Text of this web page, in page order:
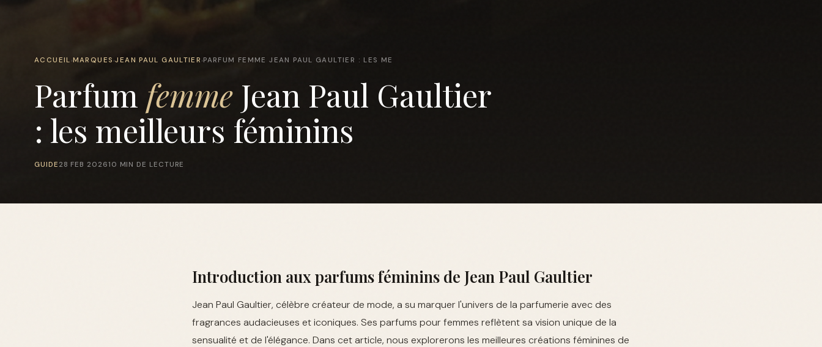
ACCUEIL ›MARQUES ›JEAN PAUL GAULTIER ›PARFUM FEMME JEAN PAUL GAULTIER : LES ME
Parfum femme Jean Paul Gaultier
: les meilleurs féminins
GUIDE 28 FEB 202610 MIN DE LECTURE
Introduction aux parfums féminins de Jean Paul Gaultier
Jean Paul Gaultier, célèbre créateur de mode, a su marquer l'univers de la parfumerie avec des
fragrances audacieuses et iconiques. Ses parfums pour femmes reflètent sa vision unique de la
sensualité et de l'élégance. Dans cet article, nous explorerons les meilleures créations féminines de